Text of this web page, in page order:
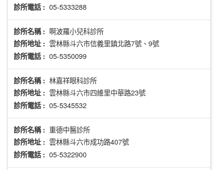
診所電話 : 05-5333288
診所名稱 : 啊波羅小兒科診所
診所地址 : 雲林縣斗六市信義里鎮北路7號、9號
診所電話 : 05-5350099
診所名稱 : 林嘉祥眼科診所
診所地址 : 雲林縣斗六市四維里中華路23號
診所電話 : 05-5345532
診所名稱 : 重德中醫診所
診所地址 : 雲林縣斗六市成功路407號
診所電話 : 05-5322900